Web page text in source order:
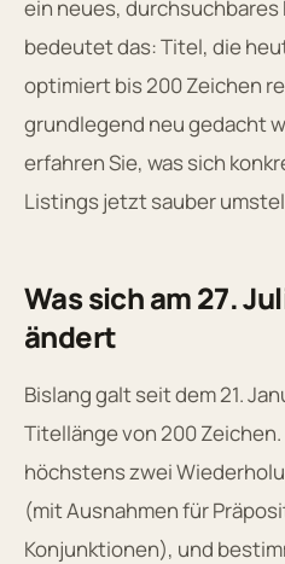
ein neues, durchsuchbares
bedeutet das: Titel, die
optimiert bis 200 Zeichen
grundlegend neu gedacht
erfahren Sie, was sich
Listings jetzt sauber
Was sich am 27.
ändert
Bislang galt seit dem 21.
Titellänge von 200
höchstens zwei
(mit Ausnahmen für
Konjunktionen), und